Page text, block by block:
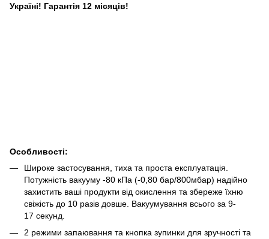
Україні! Гарантія 12 місяців!
Особливості:
Широке застосування, тиха та проста експлуатація.
Потужність вакууму -80 кПа (-0,80 бар/800мбар) надійно
захистить ваші продукти від окислення та збереже їхню
свіжість до 10 разів довше. Вакуумування всього за 9-
17 секунд.
2 режими запаювання та кнопка зупинки для зручності та